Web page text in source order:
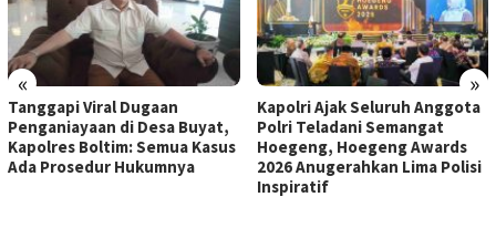
« »
Tanggapi Viral Dugaan
Penganiayaan di Desa Buyat,
Kapolres Boltim: Semua Kasus
Ada Prosedur Hukumnya
Kapolri Ajak Seluruh Anggota
Polri Teladani Semangat
Hoegeng, Hoegeng Awards
2026 Anugerahkan Lima Polisi
Inspiratif